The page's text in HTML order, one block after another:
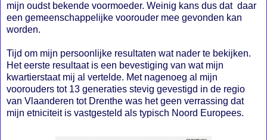
mijn oudst bekende voormoeder. Weinig kans dus dat daar
een gemeenschappelijke voorouder mee gevonden kan
worden.
Tijd om mijn persoonlijke resultaten wat nader te bekijken.
Het eerste resultaat is een bevestiging van wat mijn
kwartierstaat mij al vertelde. Met nagenoeg al mijn
voorouders tot 13 generaties stevig gevestigd in de regio
van Vlaanderen tot Drenthe was het geen verrassing dat
mijn etniciteit is vastgesteld als typisch Noord Europees.